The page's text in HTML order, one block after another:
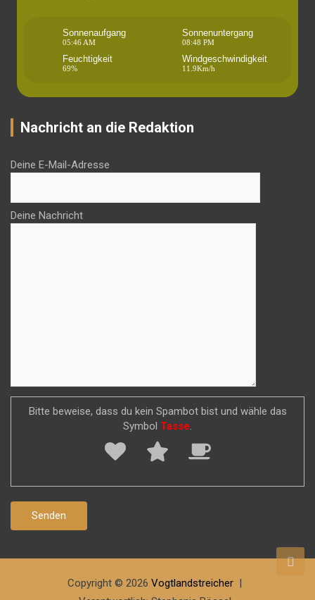
Sonnenaufgang
05:46 AM
Sonnenuntergang
08:48 PM
Feuchtigkeit
69%
Windgeschwindigkeit
11.9Km/h
Nachricht an die Redaktion
Deine E-Mail-Adresse
Deine Nachricht
Bitte beweise, dass du kein Spambot bist und wähle das
Symbol Tasse.
Copyright © 2026 Vogtlandstreicher